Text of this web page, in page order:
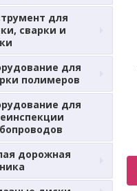
для
сварки и
для
полимеров
для
дорожная